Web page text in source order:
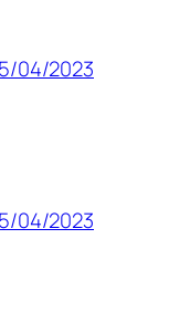
04/2023
04/2023